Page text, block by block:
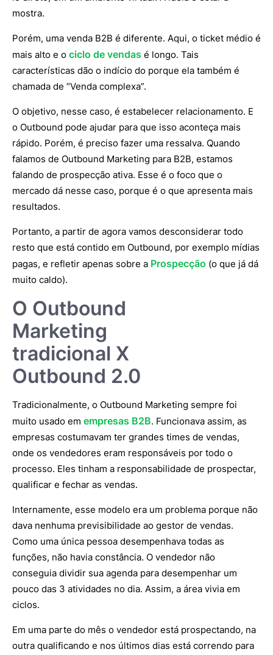
mostra.
Porém, uma venda B2B é diferente. Aqui, o ticket médio é
mais alto e o ciclo de vendas é longo. Tais
características dão o indício do porque ela também é
chamada de “Venda complexa”.
O objetivo, nesse caso, é estabelecer relacionamento. E
o Outbound pode ajudar para que isso aconteça mais
rápido. Porém, é preciso fazer uma ressalva. Quando
falamos de Outbound Marketing para B2B, estamos
falando de prospecção ativa. Esse é o foco que o
mercado dá nesse caso, porque é o que apresenta mais
resultados.
Portanto, a partir de agora vamos desconsiderar todo
resto que está contido em Outbound, por exemplo mídias
pagas, e refletir apenas sobre a Prospecção (o que já dá
muito caldo).
O Outbound
Marketing
tradicional X
Outbound 2.0
Tradicionalmente, o Outbound Marketing sempre foi
muito usado em empresas B2B. Funcionava assim, as
empresas costumavam ter grandes times de vendas,
onde os vendedores eram responsáveis por todo o
processo. Eles tinham a responsabilidade de prospectar,
qualificar e fechar as vendas.
Internamente, esse modelo era um problema porque não
dava nenhuma previsibilidade ao gestor de vendas.
Como uma única pessoa desempenhava todas as
funções, não havia constância. O vendedor não
conseguia dividir sua agenda para desempenhar um
pouco das 3 atividades no dia. Assim, a área vivia em
ciclos.
Em uma parte do mês o vendedor está prospectando, na
outra qualificando e nos últimos dias está correndo para